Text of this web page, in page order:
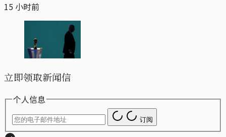
15 小时前
立即领取新闻信
个人信息
订阅